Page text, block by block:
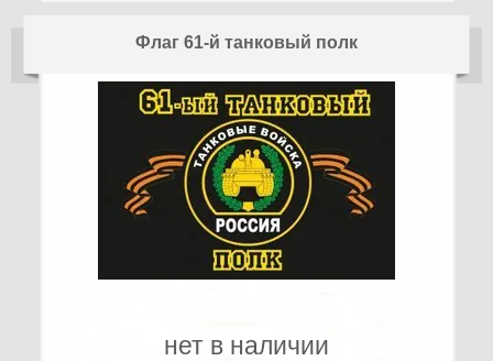
Флаг 61-й танковый полк
нет в наличии